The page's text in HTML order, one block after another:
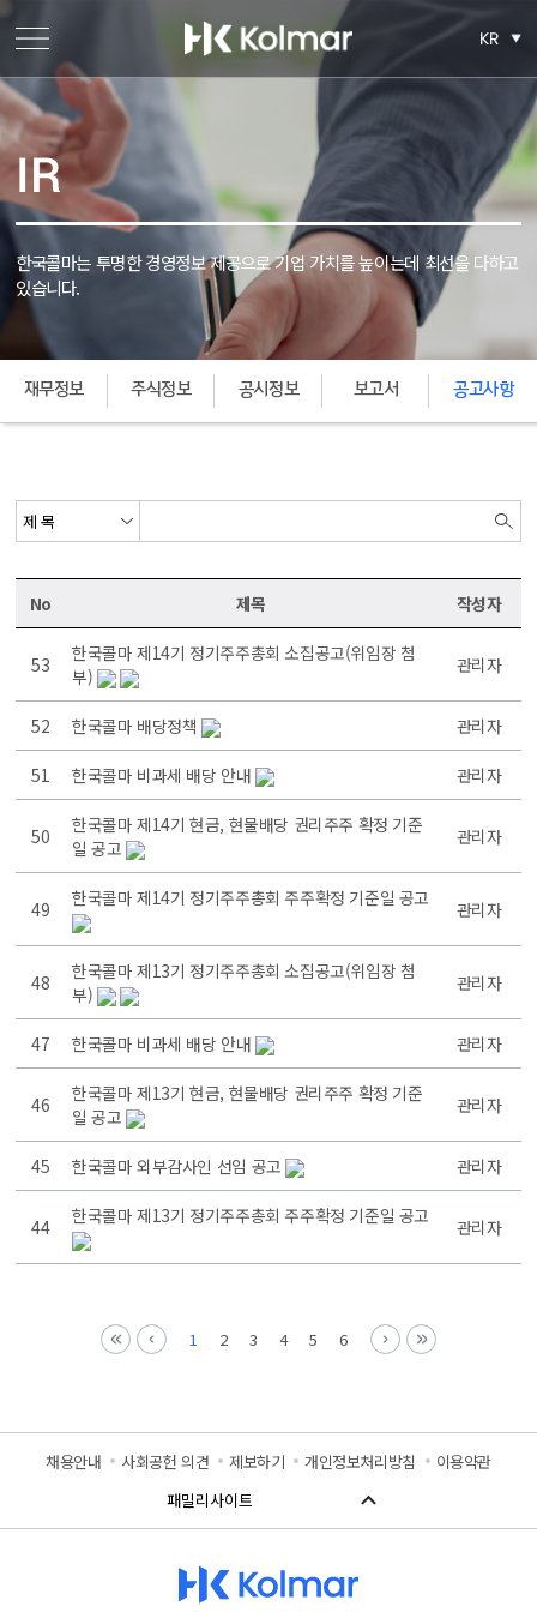
KR
IR
한국콜마는 투명한 경영정보 제공으로 기업 가치를 높이는데 최선을 다하고
있습니다.
재무정보 주식정보 공시정보 보고서 공고사항
No 제목 작성자
53
한국콜마 제14기 정기주주총회 소집공고(위임장 첨
부)
관리자
52 한국콜마 배당정책 관리자
51 한국콜마 비과세 배당 안내 관리자
50
한국콜마 제14기 현금, 현물배당 권리주주 확정 기준
일 공고
관리자
49 한국콜마 제14기 정기주주총회 주주확정 기준일 공고 관리자
48
한국콜마 제13기 정기주주총회 소집공고(위임장 첨
부)
관리자
47 한국콜마 비과세 배당 안내 관리자
46
한국콜마 제13기 현금, 현물배당 권리주주 확정 기준
일 공고
관리자
45 한국콜마 외부감사인 선임 공고 관리자
44 한국콜마 제13기 정기주주총회 주주확정 기준일 공고 관리자
1 2 3 4 5 6
채용안내 사회공헌 의견 제보하기 개인정보처리방침 이용약관